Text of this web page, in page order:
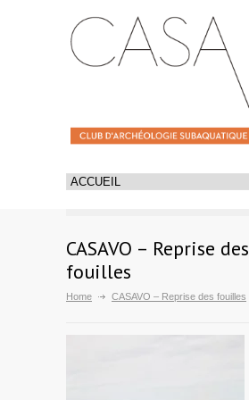
CASAVO – Reprise des
fouilles
Home CASAVO – Reprise des fouilles